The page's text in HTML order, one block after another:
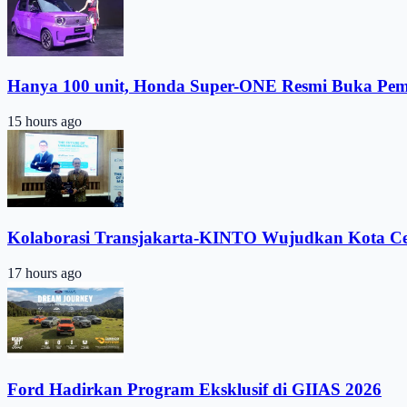
Hanya 100 unit, Honda Super-ONE Resmi Buka
15 hours ago
Kolaborasi Transjakarta-KINTO Wujudkan Kota
17 hours ago
Ford Hadirkan Program Eksklusif di GIIAS 2026